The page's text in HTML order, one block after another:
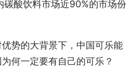
碳酸饮料市场近90%的市场份
优势的大背景下，中国可乐能
何一定要有自己的可乐？